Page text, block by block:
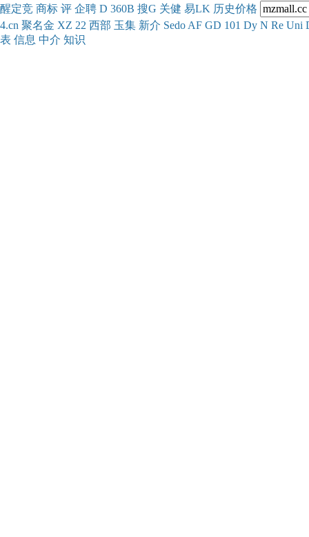
醒定竞 商标 评 企聘 D 360B 搜G 关健 易LK 历史价格
4.cn 聚名金 XZ 22 西部 玉集 新介 Sedo AF GD 101 Dy N Re Uni
表 信息 中介 知识